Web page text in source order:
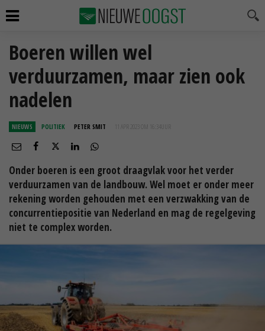
Boeren willen wel
verduurzamen, maar zien ook
nadelen
NIEUWS POLITIEK PETER SMIT 11 APR 2023 OM 16:34
Onder boeren is een groot draagvlak voor het verder
verduurzamen van de landbouw. Wel moet er onder meer
rekening worden gehouden met een verzwakking van de
concurrentiepositie van Nederland en mag de regelgeving
niet te complex worden.